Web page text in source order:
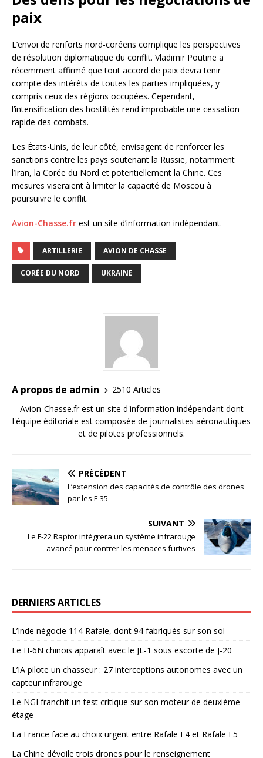
paix
L’envoi de renforts nord-coréens complique les perspectives
de résolution diplomatique du conflit. Vladimir Poutine a
récemment affirmé que tout accord de paix devra tenir
compte des intérêts de toutes les parties impliquées, y
compris ceux des régions occupées. Cependant,
l’intensification des hostilités rend improbable une cessation
rapide des combats.
Les États-Unis, de leur côté, envisagent de renforcer les
sanctions contre les pays soutenant la Russie, notamment
l’Iran, la Corée du Nord et potentiellement la Chine. Ces
mesures viseraient à limiter la capacité de Moscou à
poursuivre le conflit.
Avion-Chasse.fr est un site d’information indépendant.
ARTILLERIE AVION DE CHASSE
CORÉE DU NORD UKRAINE
A propos de admin
2510 Articles
Avion-Chasse.fr est un site d'information indépendant dont
l'équipe éditoriale est composée de journalistes aéronautiques
et de pilotes professionnels.
PRÉCÉDENT
L’extension des capacités de contrôle des drones
par les F-35
SUIVANT
Le F-22 Raptor intégrera un système infrarouge
avancé pour contrer les menaces furtives
DERNIERS ARTICLES
L’Inde négocie 114 Rafale, dont 94 fabriqués sur son sol
Le H-6N chinois apparaît avec le JL-1 sous escorte de J-20
L’IA pilote un chasseur : 27 interceptions autonomes avec un
capteur infrarouge
Le NGI franchit un test critique sur son moteur de deuxième
étage
La France face au choix urgent entre Rafale F4 et Rafale F5
La Chine dévoile trois drones pour le renseignement